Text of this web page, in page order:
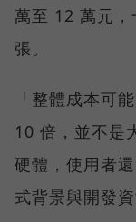
萬至 12 萬元
張。
「整體成本可
10 倍，並不是
硬體，使用者
式背景與開發